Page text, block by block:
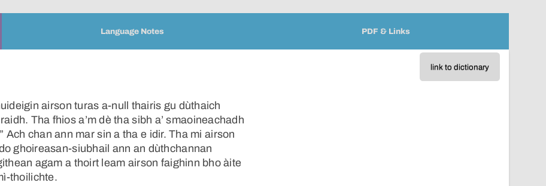
Language Notes PDF & Links
link to dictionary
airson turas a-null thairis gu dùthaich
Tha fhios a’m dè tha sibh a’ smaoineachadh
chan ann mar sin a tha e idir. Tha mi airson
ghoireasan-siubhail ann an dùthchannan
agam a thoirt leam airson faighinn bho àite
thoilichte.